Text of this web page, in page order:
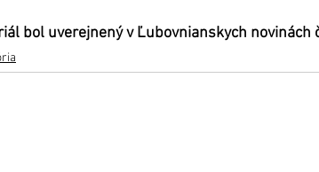
bol uverejnený v Ľubovnianskych novinách